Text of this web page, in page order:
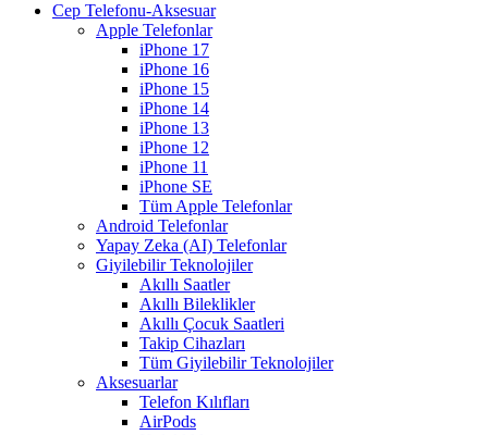
Cep Telefonu-Aksesuar
Apple Telefonlar
iPhone 17
iPhone 16
iPhone 15
iPhone 14
iPhone 13
iPhone 12
iPhone 11
iPhone SE
Tüm Apple Telefonlar
Android Telefonlar
Yapay Zeka (AI) Telefonlar
Giyilebilir Teknolojiler
Akıllı Saatler
Akıllı Bileklikler
Akıllı Çocuk Saatleri
Takip Cihazları
Tüm Giyilebilir Teknolojiler
Aksesuarlar
Telefon Kılıfları
AirPods